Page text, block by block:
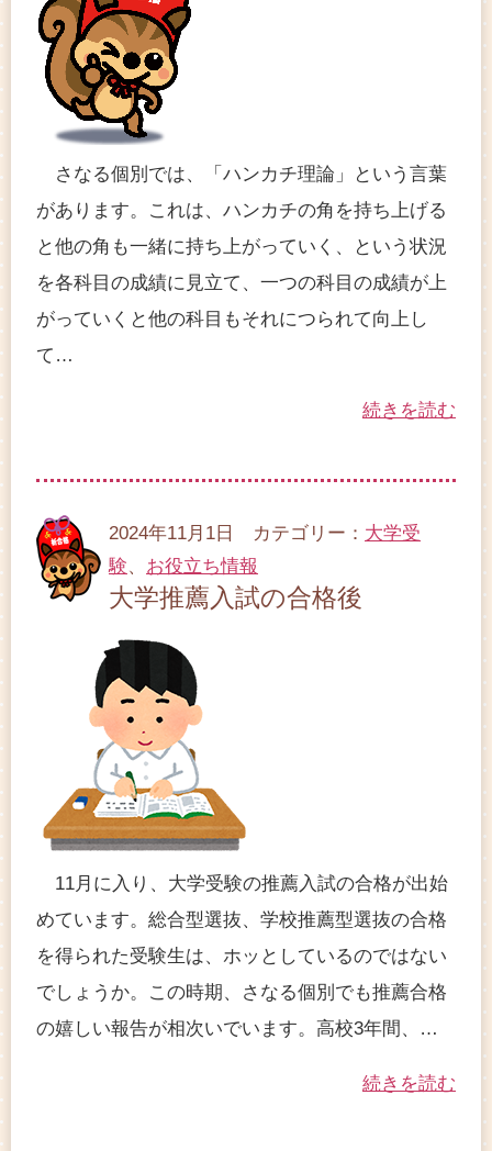
さなる個別では、「ハンカチ理論」という言葉
があります。これは、ハンカチの角を持ち上げる
と他の角も一緒に持ち上がっていく、という状況
を各科目の成績に見立て、一つの科目の成績が上
がっていくと他の科目もそれにつられて向上し
て…
続きを読む
2024年11月1日 カテゴリー： 大学受
験、 お役立ち情報
大学推薦入試の合格後
11月に入り、大学受験の推薦入試の合格が出始
めています。総合型選抜、学校推薦型選抜の合格
を得られた受験生は、ホッとしているのではない
でしょうか。この時期、さなる個別でも推薦合格
の嬉しい報告が相次いでいます。高校3年間、…
続きを読む